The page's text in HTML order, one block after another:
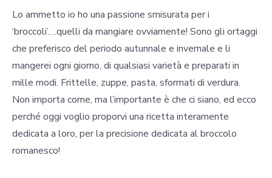
Lo ammetto io ho una passione smisurata per i
‘broccoli’….quelli da mangiare ovviamente! Sono gli ortaggi
che preferisco del periodo autunnale e invernale e li
mangerei ogni giorno, di qualsiasi varietà e preparati in
mille modi. Frittelle, zuppe, pasta, sformati di verdura.
Non importa come, ma l’importante è che ci siano, ed ecco
perché oggi voglio proporvi una ricetta interamente
dedicata a loro, per la precisione dedicata al broccolo
romanesco!